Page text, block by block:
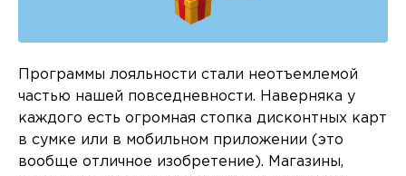
Программы лояльности стали неотъемлемой
частью нашей повседневности. Наверняка у
каждого есть огромная стопка дисконтных карт
в сумке или в мобильном приложении (это
вообще отличное изобретение). Магазины,